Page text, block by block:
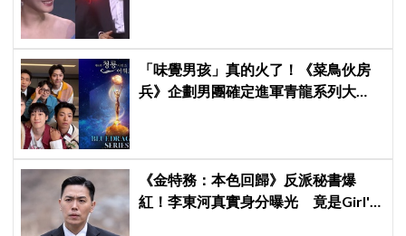
「味覺男孩」真的火了！《菜鳥伙房
兵》企劃男團確定進軍青龍系列大
《金特務：本色回歸》反派秘書爆
紅！李東河真實身分曝光 竟是Girl's